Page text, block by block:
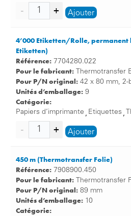
Ajouter
4’000 Etiketten/Rolle,
Etiketten)
Référence: 7704280.022
Pour le fabricant: Thermotransfer
Pour P/N original: 42 x 80 mm, 2-
Unités d’emballage: 9
Catégorie:
Papiers d’imprimante , Etiquettes ,
Ajouter
450 m (Thermotransfer Folie)
Référence: 7908900.450
Pour le fabricant: Thermotransfer
Pour P/N original: 89 mm
Unités d’emballage: 10
Catégorie: